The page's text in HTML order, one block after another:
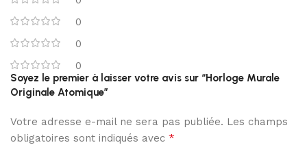
0
0
0
Soyez le premier à laisser votre avis sur “Horloge Murale
Originale Atomique”
Votre adresse e-mail ne sera pas publiée. Les champs
obligatoires sont indiqués avec *